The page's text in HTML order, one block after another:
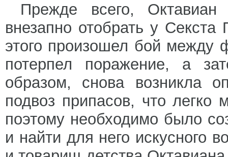
Прежде всего,
внезапно отобрать у
этого произошел бой между
потерпел поражение, а
образом, снова возникла
подвоз припасов, что легко
поэтому необходимо было
и найти для него искусного